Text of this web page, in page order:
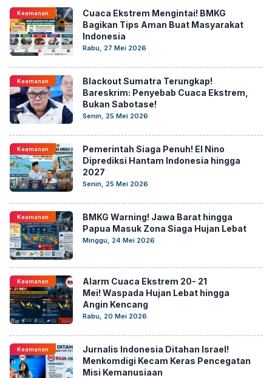
Keamanan
Cuaca Ekstrem Mengintai! BMKG
Bagikan Tips Aman Buat Masyarakat
Indonesia
Rabu, 27 Mei 2026
Keamanan
Blackout Sumatra Terungkap!
Bareskrim: Penyebab Cuaca Ekstrem,
Bukan Sabotase!
Senin, 25 Mei 2026
Keamanan
Pemerintah Siaga Penuh! El Nino
Diprediksi Hantam Indonesia hingga
2027
Senin, 25 Mei 2026
Keamanan
BMKG Warning! Jawa Barat hingga
Papua Masuk Zona Siaga Hujan Lebat
Minggu, 24 Mei 2026
Keamanan
Alarm Cuaca Ekstrem 20- 21
Mei! Waspada Hujan Lebat hingga
Angin Kencang
Rabu, 20 Mei 2026
Keamanan
Jurnalis Indonesia Ditahan Israel!
Menkomdigi Kecam Keras Pencegatan
Misi Kemanusiaan